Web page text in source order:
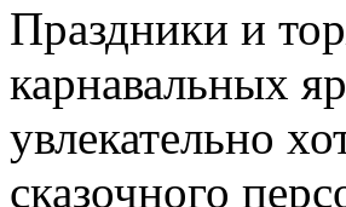
Праздники и
карнавальных
увлекательно
сказочного